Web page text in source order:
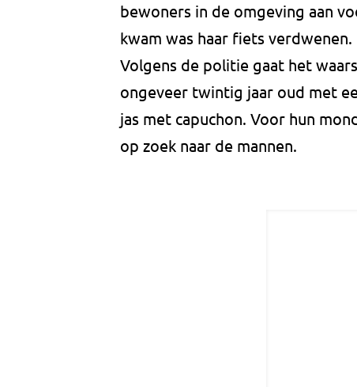
bewoners in de omgeving aan
kwam was haar fiets verdwenen.
Volgens de politie gaat het
ongeveer twintig jaar oud met
jas met capuchon. Voor hun
op zoek naar de mannen.